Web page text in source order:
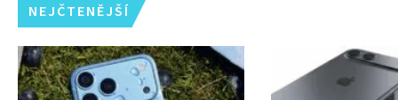
NEJČTENĚJŠÍ